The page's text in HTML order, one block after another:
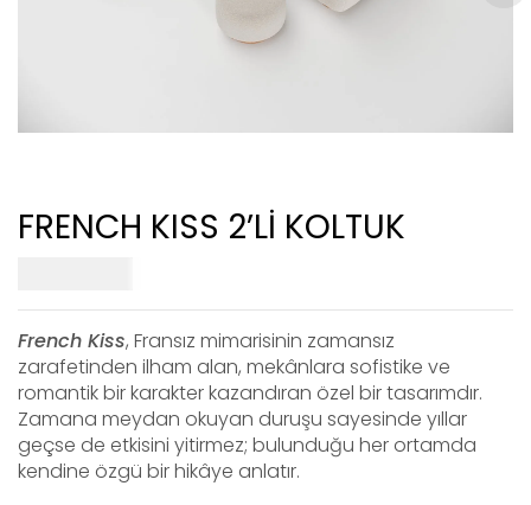
FRENCH KISS 2’Lİ KOLTUK
French Kiss, Fransız mimarisinin zamansız
zarafetinden ilham alan, mekânlara sofistike ve
romantik bir karakter kazandıran özel bir tasarımdır.
Zamana meydan okuyan duruşu sayesinde yıllar
geçse de etkisini yitirmez; bulunduğu her ortamda
kendine özgü bir hikâye anlatır.